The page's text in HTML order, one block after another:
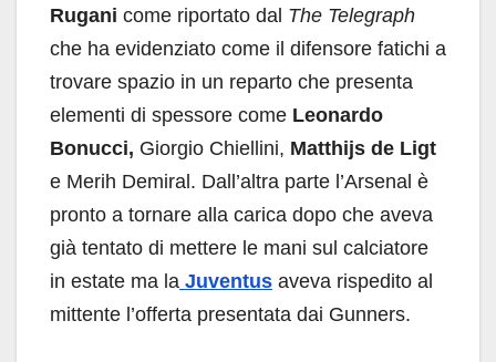
Rugani come riportato dal The Telegraph
che ha evidenziato come il difensore fatichi a
trovare spazio in un reparto che presenta
elementi di spessore come Leonardo
Bonucci, Giorgio Chiellini, Matthijs de Ligt
e Merih Demiral. Dall’altra parte l’Arsenal è
pronto a tornare alla carica dopo che aveva
già tentato di mettere le mani sul calciatore
in estate ma la Juventus aveva rispedito al
mittente l’offerta presentata dai Gunners.